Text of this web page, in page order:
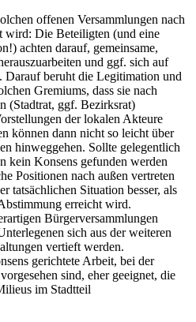
offenen Versammlungen nach
wird: Die Beteiligten (und eine
achten darauf, gemeinsame,
und ggf. sich auf
Darauf beruht die Legitimation und
Gremiums, dass sie nach
(Stadtrat, ggf. Bezirksrat)
der lokalen Akteure
können dann nicht so leicht über
hinweggehen. Sollte gelegentlich
kein Konsens gefunden werden
Positionen nach außen vertreten
tatsächlichen Situation besser, als
erreicht wird.
Bürgerversammlungen
sich aus der weiteren
vertieft werden.
gerichtete Arbeit, bei der
sind, eher geeignet, die
im Stadtteil